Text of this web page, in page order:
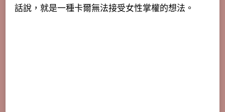
話說，就是一種卡爾無法接受女性掌權的想法。